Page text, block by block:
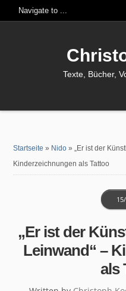
Texte, Bücher,
Startseite » Nido »„Er ist der
Kinderzeichnungen als Tattoo
„Er ist der
Leinwand“ –
als